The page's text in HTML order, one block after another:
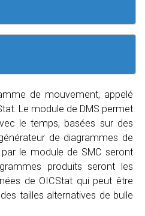
de mouvement, appelé
Le module de DMS permet
le temps, basées sur des
de diagrammes de
le module de SMC seront
produits seront les
de OICStat qui peut être
tailles alternatives de bulle